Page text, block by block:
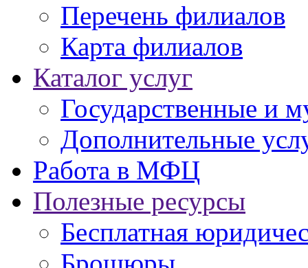
Перечень филиалов
Карта филиалов
Каталог услуг
Государственные и
Дополнительные
Работа в МФЦ
Полезные ресурсы
Бесплатная